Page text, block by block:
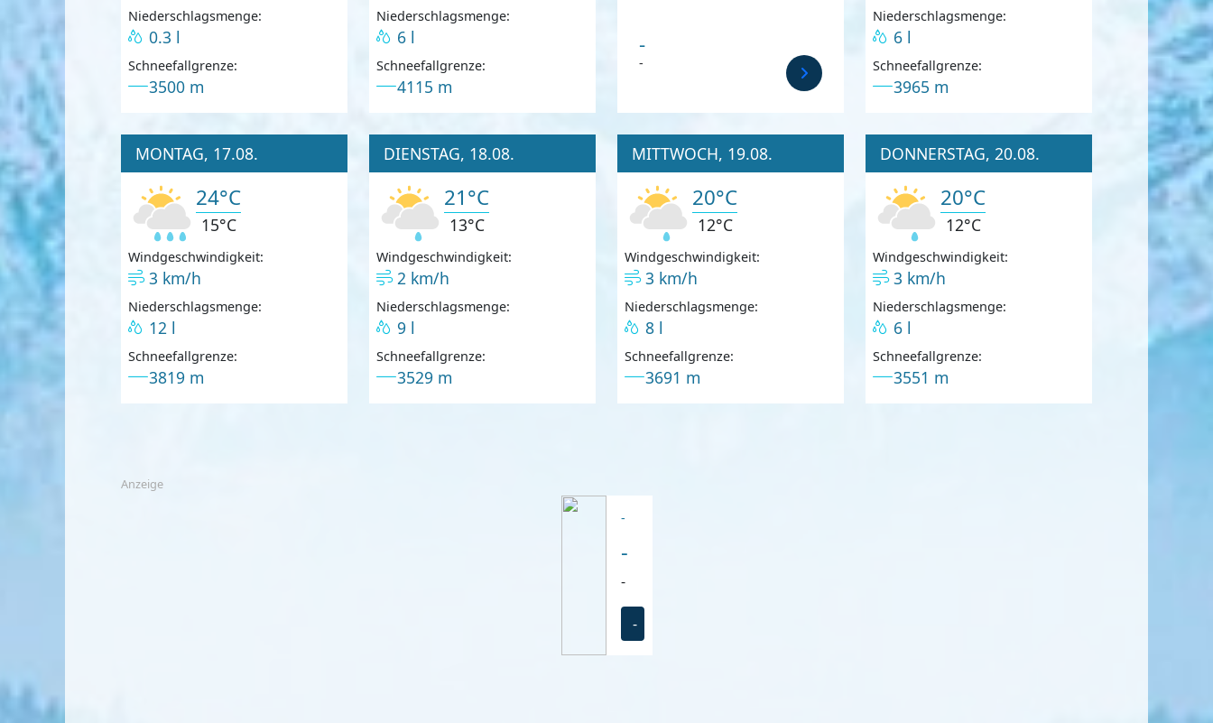
Niederschlagsmenge:
0.3 l
Schneefallgrenze:
3500 m
Niederschlagsmenge:
6 l
Schneefallgrenze:
4115 m
-
-
Niederschlagsmenge:
6 l
Schneefallgrenze:
3965 m
MONTAG, 17.08.
24°C
15°C
Windgeschwindigkeit:
3 km/h
Niederschlagsmenge:
12 l
Schneefallgrenze:
3819 m
DIENSTAG, 18.08.
21°C
13°C
Windgeschwindigkeit:
2 km/h
Niederschlagsmenge:
9 l
Schneefallgrenze:
3529 m
MITTWOCH, 19.08.
20°C
12°C
Windgeschwindigkeit:
3 km/h
Niederschlagsmenge:
8 l
Schneefallgrenze:
3691 m
DONNERSTAG, 20.08.
20°C
12°C
Windgeschwindigkeit:
3 km/h
Niederschlagsmenge:
6 l
Schneefallgrenze:
3551 m
Anzeige
-
-
-
-